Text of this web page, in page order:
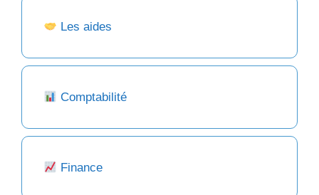
Les aides
Comptabilité
Finance